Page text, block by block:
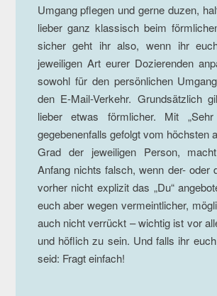
Umgang pflegen und gerne duzen,
lieber ganz klassisch beim
sicher geht ihr also, wenn ihr
jeweiligen Art eurer Dozierenden
sowohl für den persönlichen
den E-Mail-Verkehr. Grundsätzlich
lieber etwas förmlicher. Mit „Sehr
gegebenenfalls gefolgt vom höchsten
Grad der jeweiligen Person,
Anfang nichts falsch, wenn der- oder
vorher nicht explizit das „Du“
euch aber wegen vermeintlicher,
auch nicht verrückt – wichtig ist vor
und höflich zu sein. Und falls ihr
seid: Fragt einfach!